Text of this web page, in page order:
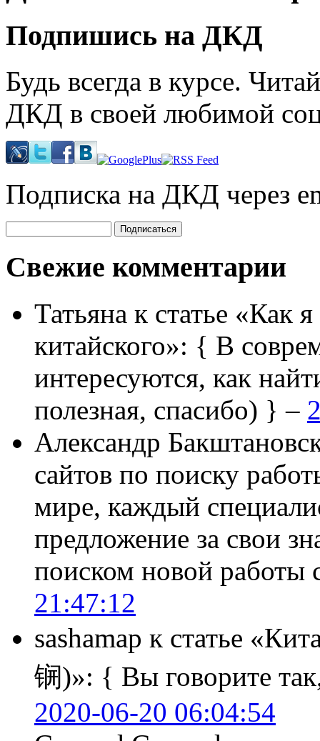
Подпишись на ДКД
Будь всегда в курсе.
ДКД в своей любимой
Подписка на ДКД через
Свежие комментарии
Татьяна к статье «Как
китайского»: { В
интересуются, как
полезная, спасибо) } –
Александр
сайтов по поиску
мире, каждый
предложение за свои
поиском новой
21:47:12
sashamap к статье
锎)»: { Вы говорите
2020-06-20 06:04:54